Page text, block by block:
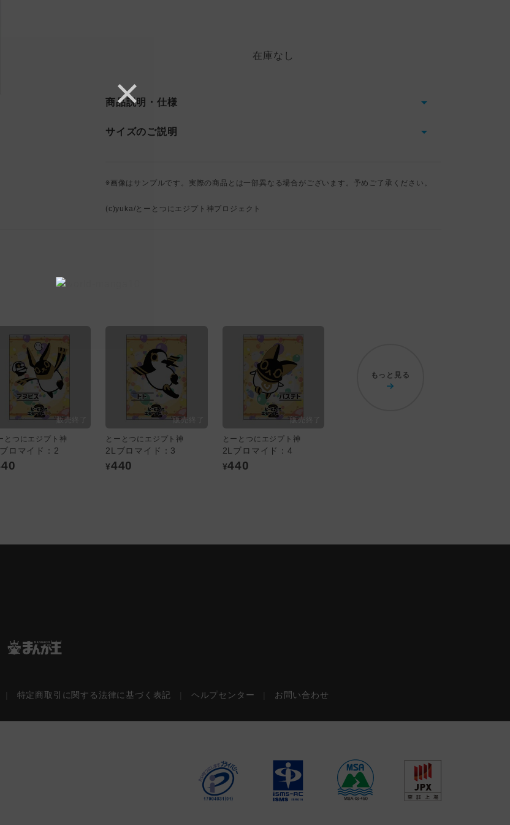
在庫なし
商品説明・仕様
サイズのご説明
※画像はサンプルです。実際の商品とは一部異なる場合がございます。予めご了承ください。
(c)yuka/とーとつにエジプト神プロジェクト
とつにエジプト神
ロマイド：2
とーとつにエジプト神
2Lブロマイド：3
¥440
とーとつにエジプト神
2Lブロマイド：4
¥440
もっと見る
特定商取引に関する法律に基づく表記 ヘルプセンター お問い合わせ